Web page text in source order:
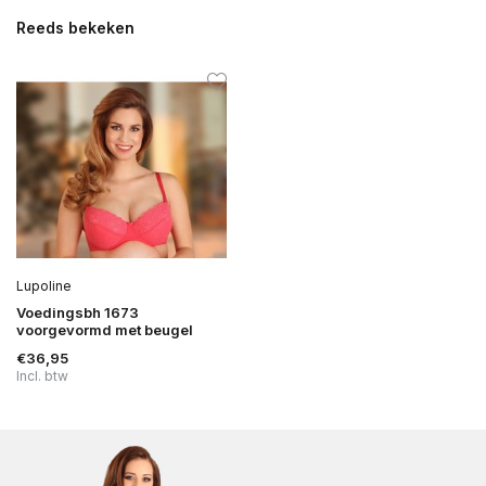
Reeds bekeken
Lupoline
Voedingsbh 1673
voorgevormd met beugel
€36,95
Incl. btw